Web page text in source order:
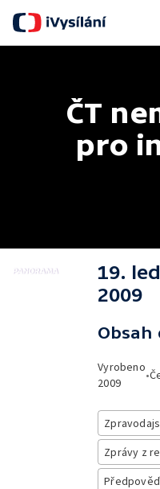
ČT
pro
19.
2009
Obsah
Vyrobeno
2009
•
Zprávy z
Předpověď